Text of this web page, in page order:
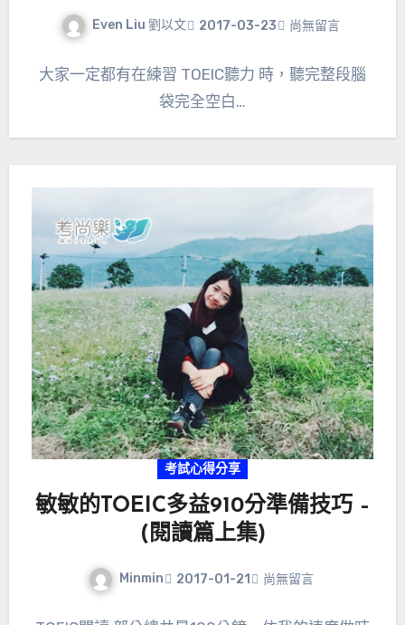
Even Liu 劉以文 2017-03-23 尚無留言
大家一定都有在練習 TOEIC聽力 時，聽完整段腦
袋完全空白…
考試心得分享
敏敏的TOEIC多益910分準備技巧 –
(閱讀篇上集)
Minmin 2017-01-21 尚無留言